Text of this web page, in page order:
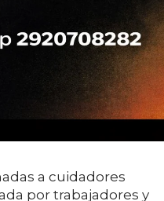
a cuidadores
por trabajadores y